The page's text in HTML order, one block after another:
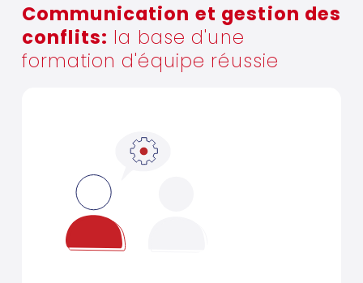
Communication et gestion des
conflits: la base d'une
formation d'équipe réussie